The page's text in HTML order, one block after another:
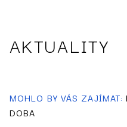
AKTUALITY
MOHLO BY VÁS ZAJÍMAT:
DOBA